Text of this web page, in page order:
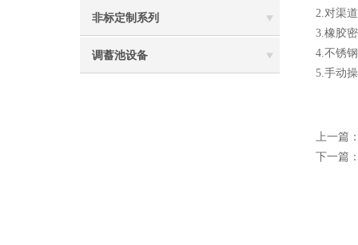
非标定制系列
调蓄池设备
2.对渠
3.橡胶
4.不锈
5.手动
上一篇
下一篇